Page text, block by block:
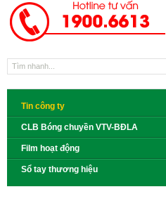
Tin công ty
CLB Bóng chuyền VTV-BĐLA
Film hoạt động
Sổ tay thương hiệu